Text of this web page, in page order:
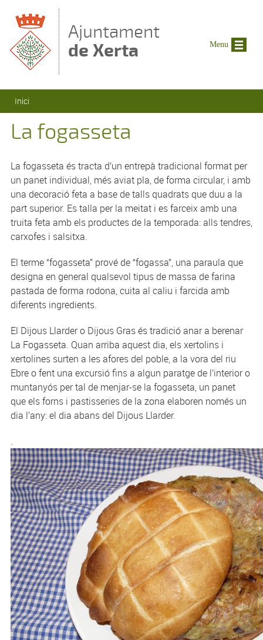
Ajuntament
de Xerta
Esteu aquí
Inici
La fogasseta
La fogasseta és tracta d’un entrepà tradicional format per
un panet individual, més aviat pla, de forma circular, i amb
una decoració feta a base de talls quadrats que duu a la
part superior. Es talla per la meitat i es farceix amb una
truita feta amb els productes de la temporada: alls tendres,
carxofes i salsitxa.
El terme “fogasseta” prové de “fogassa”, una paraula que
designa en general qualsevol tipus de massa de farina
pastada de forma rodona, cuita al caliu i farcida amb
diferents ingredients.
El Dijous Llarder o Dijous Gras és tradició anar a berenar
La Fogasseta. Quan arriba aquest dia, els xertolins i
xertolines surten a les afores del poble, a la vora del riu
Ebre o fent una excursió fins a algun paratge de l’interior o
muntanyós per tal de menjar-se la fogasseta, un panet
que els forns i pastisseries de la zona elaboren només un
dia l’any: el dia abans del Dijous Llarder.
.
Menu